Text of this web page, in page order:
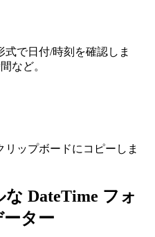
で日付/時刻を確認しま
など。
ップボードにコピーしま
DateTime フォ
ター